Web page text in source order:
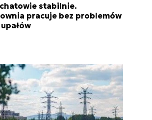
stabilnie.
pracuje bez problemów